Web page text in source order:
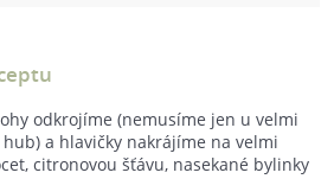
odkrojíme (nemusíme jen u velmi
a hlavičky nakrájíme na velmi
citronovou šťávu, nasekané bylinky